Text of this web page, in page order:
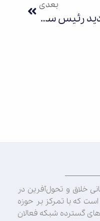
بعدی
بازدید رئیس سازمان تبلیغات اسلامی و حوزه هنری از بازیستا
خلاق و تحول‌آفرین در
که با تمرکز بر حوزه
گسترده شبکه فعالان